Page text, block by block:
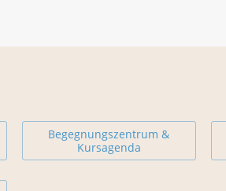
Begegnungszentrum &
Kursagenda